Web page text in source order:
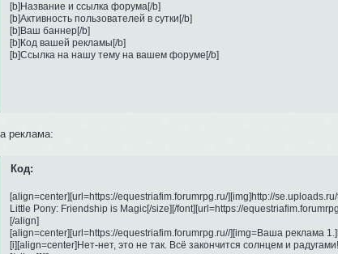
[b]Название и ссылка форума[/b]
[b]Активность пользователей в сутки[/b]
[b]Ваш баннер[/b]
[b]Код вашей рекламы[/b]
[b]Ссылка на нашу тему на вашем форуме[/b]
реклама:
Код:
[align=center][url=https://equestriafim.forumrpg.ru/][img]http://
Little Pony: Friendship is Magic[/size][/font][url=https://
[/align]
[align=center][url=https://equestriafim.forumrpg.ru//][img=Ваша реклама
[i][align=center]Нет-нет, это не так. Всё закончится солнцем и